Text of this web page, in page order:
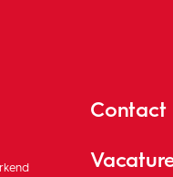
Contact